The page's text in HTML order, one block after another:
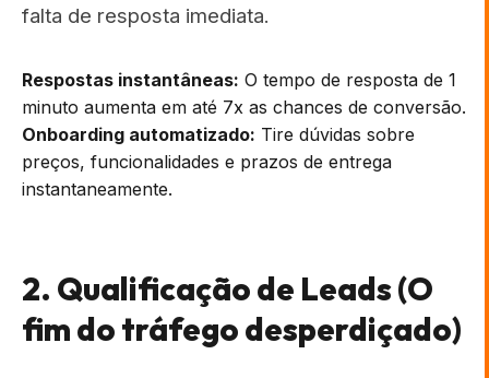
falta de resposta imediata.
Respostas instantâneas: O tempo de resposta de 1
minuto aumenta em até 7x as chances de conversão.
Onboarding automatizado: Tire dúvidas sobre
preços, funcionalidades e prazos de entrega
instantaneamente.
2. Qualificação de Leads (O
fim do tráfego desperdiçado)